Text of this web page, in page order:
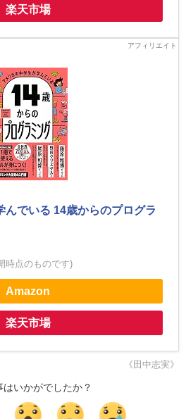
楽天市場
んでいる 14歳からのプログラ
時点のものです)
Amazon
楽天市場
《田中志実》
はいかがでしたか？